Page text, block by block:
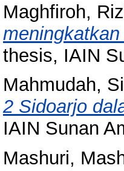
Maghfiroh,
thesis, IAIN
Mahmudah,
2 Sidoarjo
IAIN Sunan
Mashuri,